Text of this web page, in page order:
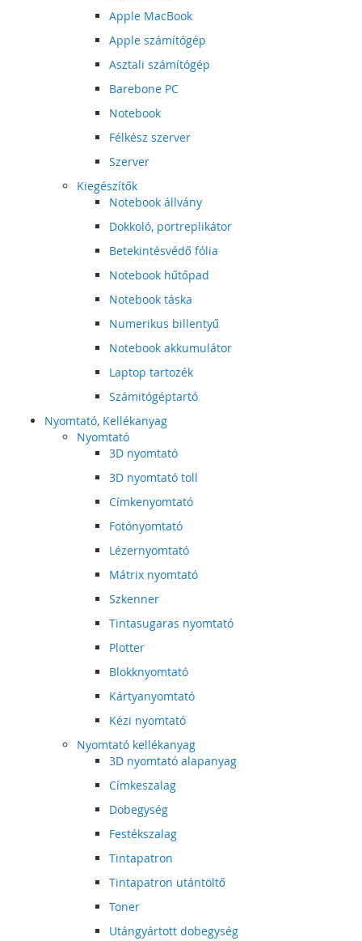
Apple MacBook
Apple számítógép
Asztali számítógép
Barebone PC
Notebook
Félkész szerver
Szerver
Kiegészítők
Notebook állvány
Dokkoló, portreplikátor
Betekintésvédő fólia
Notebook hűtőpad
Notebook táska
Numerikus billentyű
Notebook akkumulátor
Laptop tartozék
Számitógéptartó
Nyomtató, Kellékanyag
Nyomtató
3D nyomtató
3D nyomtató toll
Címkenyomtató
Fotónyomtató
Lézernyomtató
Mátrix nyomtató
Szkenner
Tintasugaras nyomtató
Plotter
Blokknyomtató
Kártyanyomtató
Kézi nyomtató
Nyomtató kellékanyag
3D nyomtató alapanyag
Címkeszalag
Dobegység
Festékszalag
Tintapatron
Tintapatron utántöltő
Toner
Utángyártott dobegység